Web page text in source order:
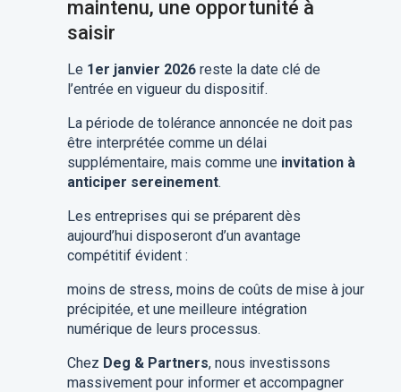
maintenu, une opportunité à
saisir
Le 1er janvier 2026reste la date clé de
l’entrée en vigueur du dispositif.
La période de tolérance annoncée ne doit pas
être interprétée comme un délai
supplémentaire, mais comme une invitation à
anticiper sereinement.
Les entreprises qui se préparent dès
aujourd’hui disposeront d’un avantage
compétitif évident :
moins de stress, moins de coûts de mise à jour
précipitée, et une meilleure intégration
numérique de leurs processus.
Chez Deg & Partners, nous investissons
massivement pour informer et accompagner